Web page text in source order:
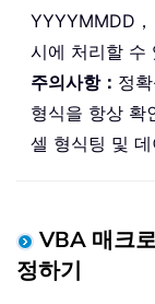
YYYYMMDD
시에 처리할 수
주의사항： 정
형식을 항상 확
셀 형식팅 및 데
VBA 매크
정하기